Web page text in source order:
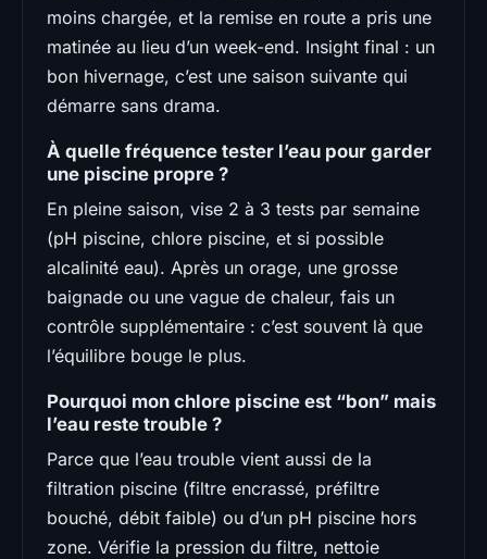
moins chargée, et la remise en route a pris une
matinée au lieu d’un week-end. Insight final : un
bon hivernage, c’est une saison suivante qui
démarre sans drama.
À quelle fréquence tester l’eau pour garder
une piscine propre ?
En pleine saison, vise 2 à 3 tests par semaine
(pH piscine, chlore piscine, et si possible
alcalinité eau). Après un orage, une grosse
baignade ou une vague de chaleur, fais un
contrôle supplémentaire : c’est souvent là que
l’équilibre bouge le plus.
Pourquoi mon chlore piscine est “bon” mais
l’eau reste trouble ?
Parce que l’eau trouble vient aussi de la
filtration piscine (filtre encrassé, préfiltre
bouché, débit faible) ou d’un pH piscine hors
zone. Vérifie la pression du filtre, nettoie